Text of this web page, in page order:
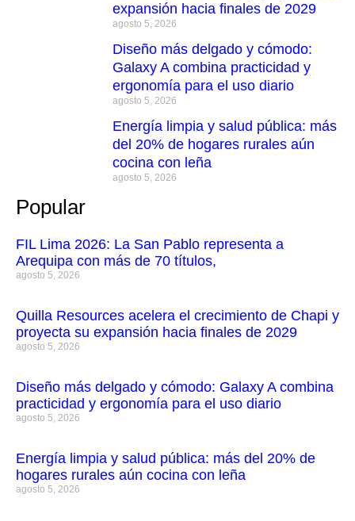
expansión hacia finales de 2029
agosto 5, 2026
Diseño más delgado y cómodo:
Galaxy A combina practicidad y
ergonomía para el uso diario
agosto 5, 2026
Energía limpia y salud pública: más
del 20% de hogares rurales aún
cocina con leña
agosto 5, 2026
Popular
FIL Lima 2026: La San Pablo representa a
Arequipa con más de 70 títulos,
agosto 5, 2026
Quilla Resources acelera el crecimiento de Chapi y
proyecta su expansión hacia finales de 2029
agosto 5, 2026
Diseño más delgado y cómodo: Galaxy A combina
practicidad y ergonomía para el uso diario
agosto 5, 2026
Energía limpia y salud pública: más del 20% de
hogares rurales aún cocina con leña
agosto 5, 2026